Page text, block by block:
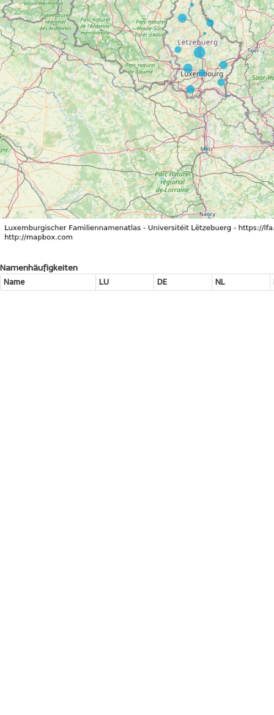
Namenhäufigkeiten
Name LU DE NL